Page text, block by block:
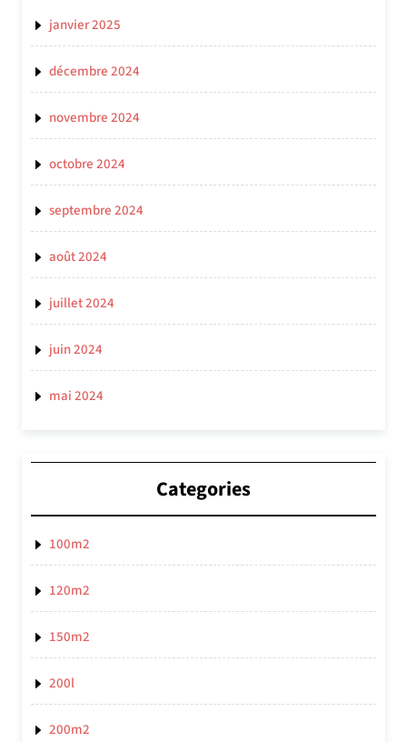
janvier 2025
décembre 2024
novembre 2024
octobre 2024
septembre 2024
août 2024
juillet 2024
juin 2024
mai 2024
Categories
100m2
120m2
150m2
200l
200m2